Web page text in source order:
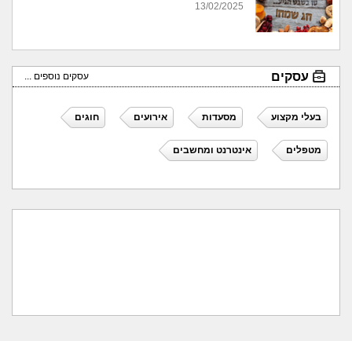
13/02/2025
עסקים עסקים נוספים ...
בעלי מקצוע מסעדות אירועים חוגים
מטפלים אינטרנט ומחשבים